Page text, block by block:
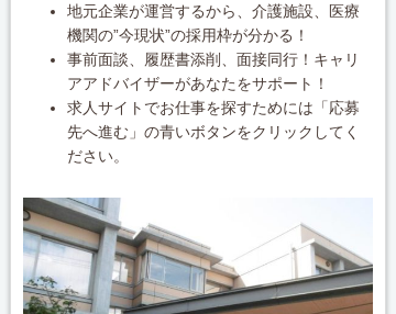
地元企業が運営するから、介護施設、医療
機関の”今現状”の採用枠が分かる！
事前面談、履歴書添削、面接同行！キャリ
アアドバイザーがあなたをサポート！
求人サイトでお仕事を探すためには「応募
先へ進む」の青いボタンをクリックしてく
ださい。